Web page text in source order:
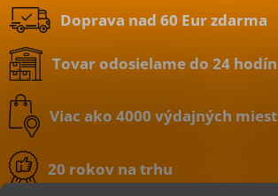
Doprava nad 60 Eur zdarma
Tovar odosielame do 24 hodín
Viac ako 4000 výdajných miest
20 rokov na trhu